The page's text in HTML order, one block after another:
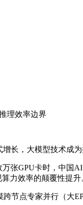
理效率边界
，大模型技术成为
GPU卡时，中国
力效率的颠覆性提升
节点专家并行（大